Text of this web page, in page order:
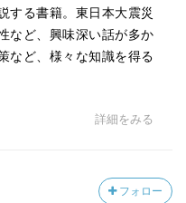
する書籍。東日本大震災
など、興味深い話が多か
など、様々な知識を得る
詳細をみる
フォロー